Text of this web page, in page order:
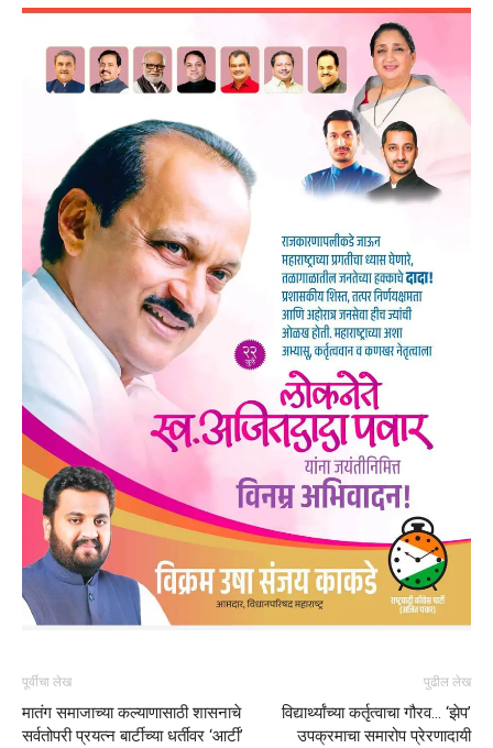
पूर्वीचा लेख
मातंग समाजाच्या कल्याणासाठी शासनाचे
सर्वतोपरी प्रयत्न बार्टीच्या धर्तीवर ‘आर्टी’
पुढील लेख
विद्यार्थ्यांच्या कर्तृत्वाचा गौरव… ‘झेप’
उपक्रमाचा समारोप प्रेरणादायी